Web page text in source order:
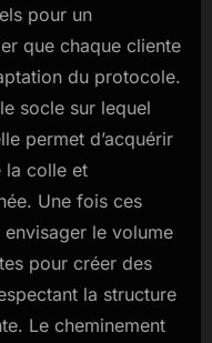
pour un
que chaque cliente
du protocole.
socle sur lequel
permet d’acquérir
la colle et
Une fois ces
le volume
pour créer des
la structure
Le cheminement